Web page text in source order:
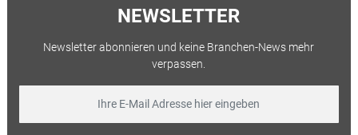
NEWSLETTER
Newsletter abonnieren und keine Branchen-News mehr
verpassen.